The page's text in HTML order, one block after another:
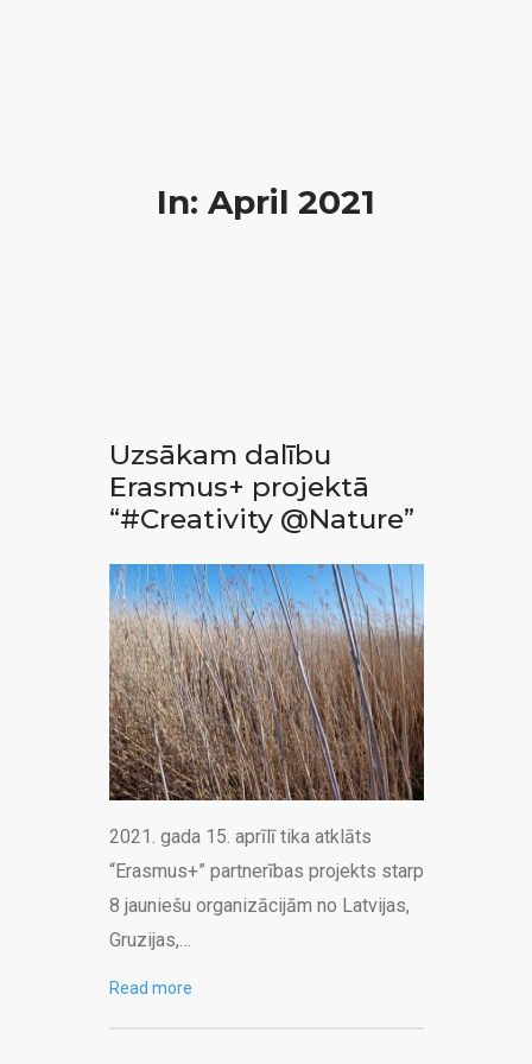
In: April 2021
Uzsākam dalību
Erasmus+ projektā
“#Creativity @Nature”
2021. gada 15. aprīlī tika atklāts
“Erasmus+” partnerības projekts starp
8 jauniešu organizācijām no Latvijas,
Gruzijas,…
Read more